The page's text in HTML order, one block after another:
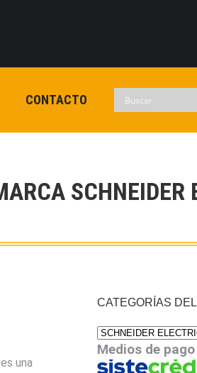
CONTACTO
SCHNEIDER
una
CATEGORÍAS
Medios de pago